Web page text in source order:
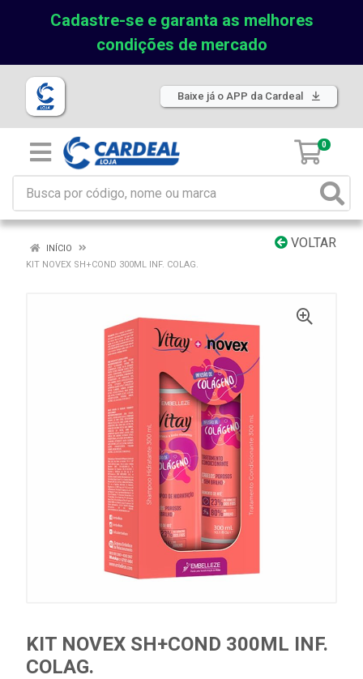
Cadastre-se e garanta as melhores
condições de mercado
Baixe já o APP da Cardeal
0
VOLTAR
INÍCIO
KIT NOVEX SH+COND 300ML INF. COLAG.
KIT NOVEX SH+COND 300ML INF.
COLAG.